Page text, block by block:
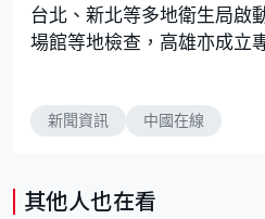
台北、新北等多地衛生局啟
場館等地檢查，高雄亦成立
新聞資訊 中國在線
其他人也在看